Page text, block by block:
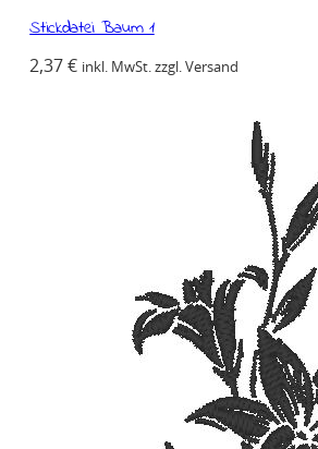
Stickdatei Baum 1
2,37€ inkl. MwSt. zzgl. Versand